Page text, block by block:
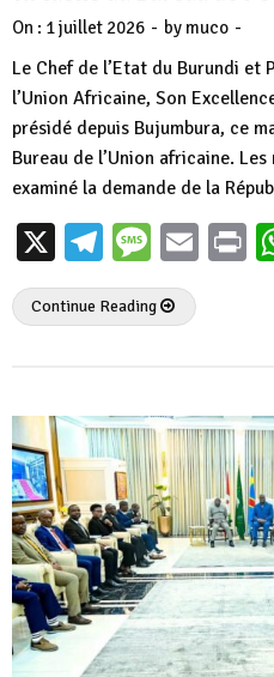
On : 1 juillet 2026 - by muco -
Le Chef de l’Etat du Burundi et
l’Union Africaine, Son
présidé depuis Bujumbura, ce
Bureau de l’Union africaine.
examiné la demande de la
X Telegram
Continue Reading